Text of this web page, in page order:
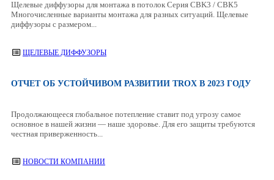
Щелевые диффузоры для монтажа в потолок Серия CBK3 / СВК5
Многочисленные варианты монтажа для разных ситуаций. Щелевые
диффузоры с размером...
ЩЕЛЕВЫЕ ДИФФУЗОРЫ
ОТЧЕТ ОБ УСТОЙЧИВОМ РАЗВИТИИ TROX В 2023 ГОДУ
Продолжающееся глобальное потепление ставит под угрозу самое
основное в нашей жизни — наше здоровье. Для его защиты требуются
честная приверженность...
НОВОСТИ КОМПАНИИ